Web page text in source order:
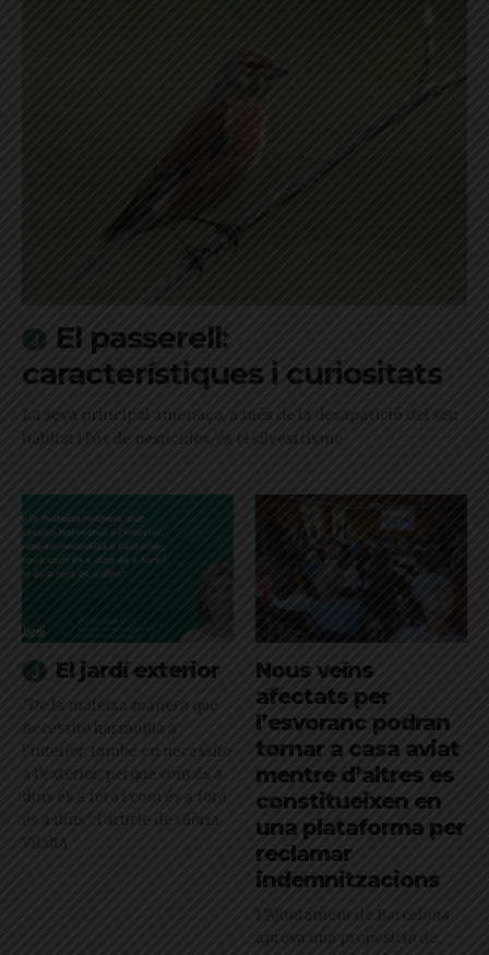
El passerell:
característiques i curiositats
La seva principal amenaça, a més de la desaparició del seu
hàbitat i l'ús de pesticides, és el silvestrisme
El jardí exterior
"De la mateixa manera que
necessito harmonia a
l’interior, també en necessito
a l’exterior, perquè com és a
dins és a fora i com és a fora
és a dins": l'article de Glòria
Vilalta
Nous veïns
afectats per
l’esvoranc podran
tornar a casa aviat
mentre d’altres es
constitueixen en
una plataforma per
reclamar
indemnitzacions
L’Ajuntament de Barcelona
aprova una proposició de